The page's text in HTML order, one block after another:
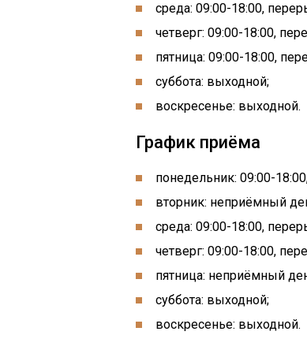
среда: 09:00-18:00,
четверг: 09:00-18:00,
пятница: 09:00-18:00,
суббота: выходной;
воскресенье: выходной.
График приёма
понедельник: 09:00-
вторник: неприёмный
среда: 09:00-18:00,
четверг: 09:00-18:00,
пятница: неприёмный
суббота: выходной;
воскресенье: выходной.